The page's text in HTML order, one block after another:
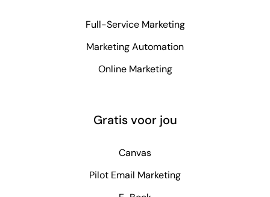
Full-Service Marketing
Marketing Automation
Online Marketing
Gratis voor jou
Canvas
Pilot Email Marketing